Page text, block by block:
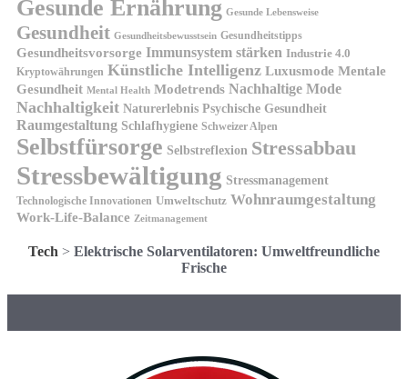
Gesunde Ernährung Gesunde Lebensweise
Gesundheit Gesundheitsbewusstsein Gesundheitstipps
Gesundheitsvorsorge Immunsystem stärken Industrie 4.0
Kryptowährungen Künstliche Intelligenz Luxusmode Mentale
Gesundheit Mental Health Modetrends Nachhaltige Mode
Nachhaltigkeit Naturerlebnis Psychische Gesundheit
Raumgestaltung Schlafhygiene Schweizer Alpen
Selbstfürsorge Selbstreflexion Stressabbau
Stressbewältigung Stressmanagement
Technologische Innovationen Umweltschutz Wohnraumgestaltung
Work-Life-Balance Zeitmanagement
Tech > Elektrische Solarventilatoren: Umweltfreundliche
Frische